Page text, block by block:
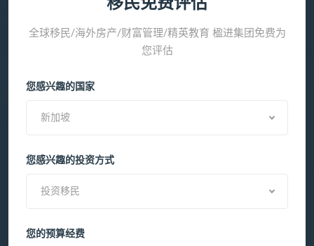
全球移民/海外房产/财富管理/精英教育 楹进集团免费为
您评估
您感兴趣的国家
新加坡
您感兴趣的投资方式
投资移民
您的预算经费